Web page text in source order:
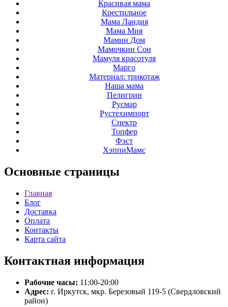
Красивая мама
Крестильное
Мама Ландия
Мама Мия
Мамин Дом
Мамочкин Сон
Мамуля красотуля
Марго
Материал: трикотаж
Наша мама
Пелигрин
Русмар
Рустехимпорт
Спектр
Топфер
Фэст
ХэппиМамс
Основные страницы
Главная
Блог
Доставка
Оплата
Контакты
Карта сайта
Контактная информация
Рабочие часы: 11:00-20:00
Адрес: г. Иркутск, мкр. Березовый 119-5 (Свердловский
район)